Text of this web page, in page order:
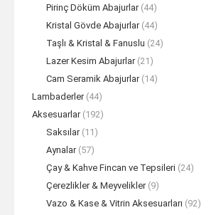
Pirinç Döküm Abajurlar (44)
Kristal Gövde Abajurlar (44)
Taşlı & Kristal & Fanuslu (24)
Lazer Kesim Abajurlar (21)
Cam Seramik Abajurlar (14)
Lambaderler (44)
Aksesuarlar (192)
Saksılar (11)
Aynalar (57)
Çay & Kahve Fincan ve Tepsileri (24)
Çerezlikler & Meyvelikler (9)
Vazo & Kase & Vitrin Aksesuarları (92)